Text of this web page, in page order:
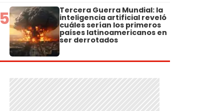
5 Tercera Guerra Mundial: la
inteligencia artificial reveló
cuáles serían los primeros
países latinoamericanos en
ser derrotados